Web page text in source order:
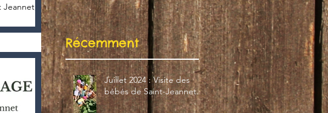
Jeannet,
Récemment
Juillet 2024 : Visite des
bébés de Saint-Jeannet...